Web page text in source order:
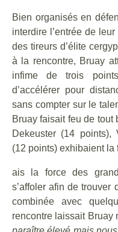
Bien organisés en
interdire l’entrée de
des tireurs d’élite
à la rencontre, Bruay
infime de trois
d’accélérer pour
sans compter sur le
Bruay faisait feu de tout
Dekeuster (14 points),
(12 points) exhibaient la
ais la force des
s’affoler afin de trouver
combinée avec
rencontre laissait Bruay